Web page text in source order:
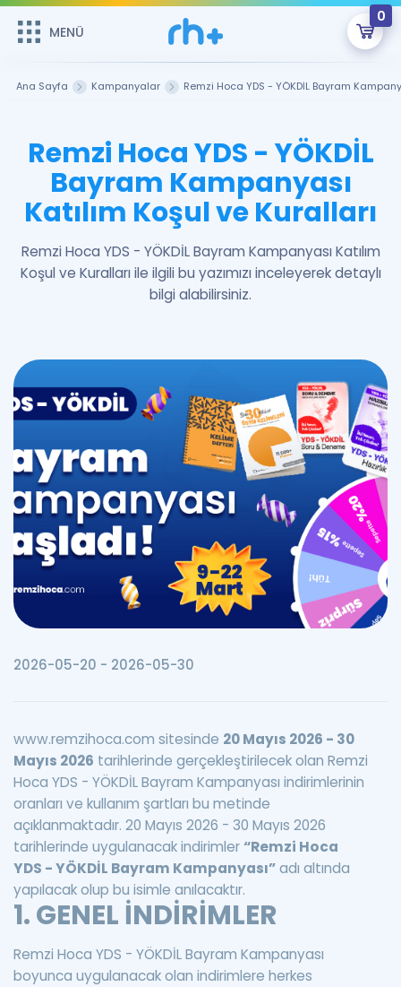
MENÜ
0
Şifremi Hatırlamıyorum
GİRİŞ YAP
ÜYE DEĞİLİM
Remzi Hoca ile seni sınava hazırlayacak onlarca eğitim seni
bekliyor!
MENÜ
Çalışma Paketleri
Kitaplar ve Kaynaklar
Katılımcı Görüşleri
Puan Hesaplama
Rehberlik Aracı
ÖSYM Sınav Takvimi
Kampanyalar
Hakkımızda
Kariyer
Soru & Cevap
Ana Sayfa Kampanyalar Remzi Hoca YDS - YÖKDİL Bayram
Remzi Hoca YDS - YÖKDİL
Bayram Kampanyası
Katılım Koşul ve Kuralları
Remzi Hoca YDS - YÖKDİL Bayram Kampanyası Katılım
Koşul ve Kuralları ile ilgili bu yazımızı inceleyerek detaylı
bilgi alabilirsiniz.
2026-05-20 - 2026-05-30
www.remzihoca.com sitesinde 20 Mayıs 2026 - 30
Mayıs 2026 tarihlerinde gerçekleştirilecek olan Remzi
Hoca YDS - YÖKDİL Bayram Kampanyası indirimlerinin
oranları ve kullanım şartları bu metinde
açıklanmaktadır. 20 Mayıs 2026 - 30 Mayıs 2026
tarihlerinde uygulanacak indirimler“Remzi Hoca
YDS - YÖKDİL Bayram Kampanyası”adı altında
yapılacak olup bu isimle anılacaktır.
1. GENEL İNDİRİMLER
Remzi Hoca YDS - YÖKDİL Bayram Kampanyası
boyunca uygulanacak olan indirimlere herkes